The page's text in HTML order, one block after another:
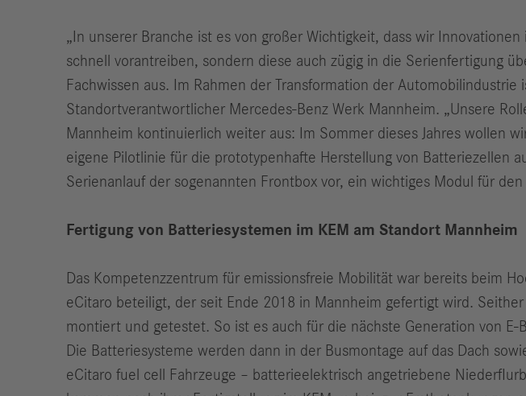
„In unserer Branche ist es von großer Wichtigkeit, dass wir
schnell vorantreiben, sondern diese auch zügig in die Serienfertigung
Fachwissen aus. Im Rahmen der Transformation der
Standortverantwortlicher Mercedes-Benz Werk Mannheim. „Unsere
Mannheim kontinuierlich weiter aus: Im Sommer dieses Jahres wollen
eigene Pilotlinie für die prototypenhafte Herstellung von Batteriezellen
Serienanlauf der sogenannten Frontbox vor, ein wichtiges Modul für
Fertigung von Batteriesystemen im KEM am Standort Mannheim
Das Kompetenzzentrum für emissionsfreie Mobilität war bereits beim
eCitaro beteiligt, der seit Ende 2018 in Mannheim gefertigt wird.
montiert und getestet. So ist es auch für die nächste Generation von
Die Batteriesysteme werden dann in der Busmontage auf das Dach
eCitaro fuel cell Fahrzeuge – batterieelektrisch angetriebene